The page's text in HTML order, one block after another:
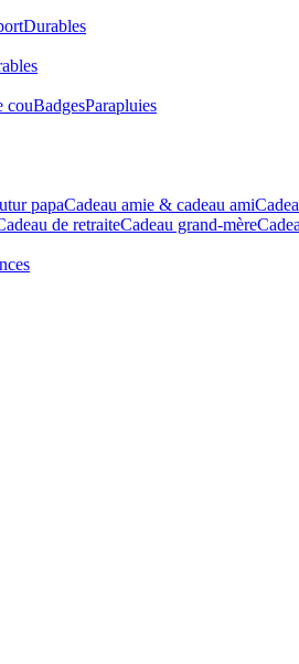
Durables
couBadgesParapluies
papaCadeau amie & cadeau ami
de retraiteCadeau grand-mère